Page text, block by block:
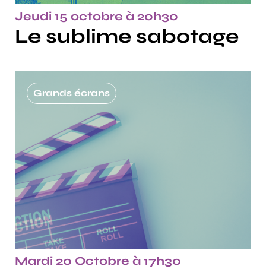
Jeudi 15 octobre à 20h30
Le sublime sabotage
Grands écrans
Mardi 20 Octobre à 17h30